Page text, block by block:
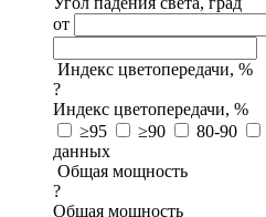
от
Индекс цветопередачи, %
?
Индекс цветопередачи, %
≥95
≥90 80-90
данных
Общая мощность
?
Общая мощность